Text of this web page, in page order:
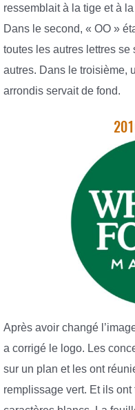
ressemblait à la tige et à
Dans le second, « OO »
toutes les autres lettres
autres. Dans le troisième,
arrondis servait de fond.
Après avoir changé
a corrigé le logo. Les
sur un plan et les ont
remplissage vert. Et ils